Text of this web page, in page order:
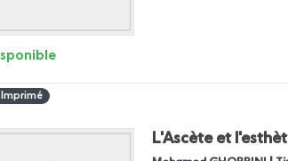
Imprimé
L'Ascète et